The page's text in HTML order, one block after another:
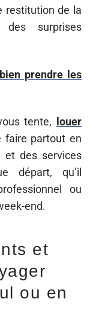
restitution de la
surprises
prendre les
tente,
louer
faire partout en
et des services
départ, qu’il
ou
end.
et
ou en